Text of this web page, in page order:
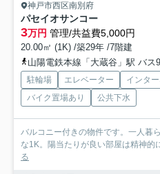
神戸市西区南別府
パセイオサンコー
3万円 管理/共益費5,000円
20.00㎡ (1K) /築29年 /7階建
山陽電鉄本線「大蔵谷」駅 バス9分
駐輪場 エレベーター インタ
バイク置場あり
公共下水
バルコニー付きの物件です。一人暮
な1K。陽当たりが良い部屋は精神的
る